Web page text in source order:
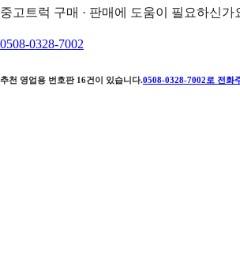
중고트럭 구매 · 판매에 도움이 필요하신가
0508-0328-7002
추천 영업용 번호판 16건이 있습니다.0508-0328-7002 로 전화